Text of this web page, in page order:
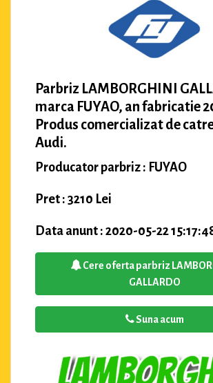
Parbriz LAMBORGHINI
marca FUYAO, an fabricatie
Produs comercializat de
Audi.
Producator parbriz : FUYAO
Pret : 3210 Lei
Data anunt : 2020-05-22
Cere oferta parbriz
GALLARDO
Suna acum